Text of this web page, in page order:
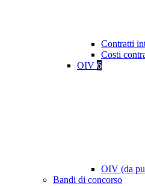
Contratti
Costi
OIV 6
OIV (da
Bandi di concorso